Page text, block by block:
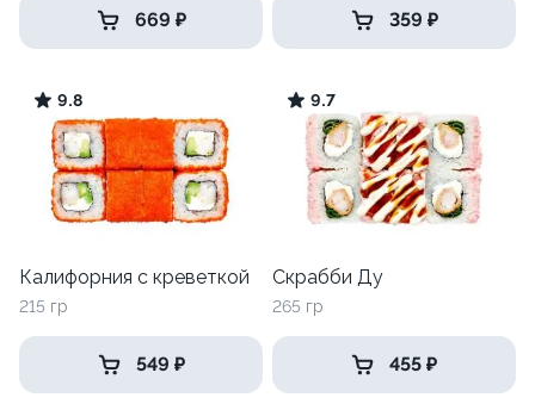
669 ₽ 359 ₽
9.8
Калифорния с креветкой
215 гр
549 ₽
9.7
Скрабби Ду
265 гр
455 ₽